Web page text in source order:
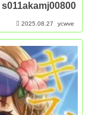
s011akamj00800
2025.08.27 ycwve